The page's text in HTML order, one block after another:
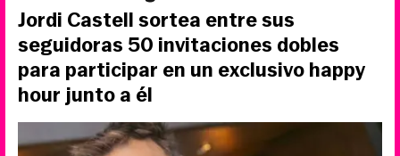
Jordi Castell sortea entre sus
seguidoras 50 invitaciones dobles
para participar en un exclusivo happy
hour junto a él